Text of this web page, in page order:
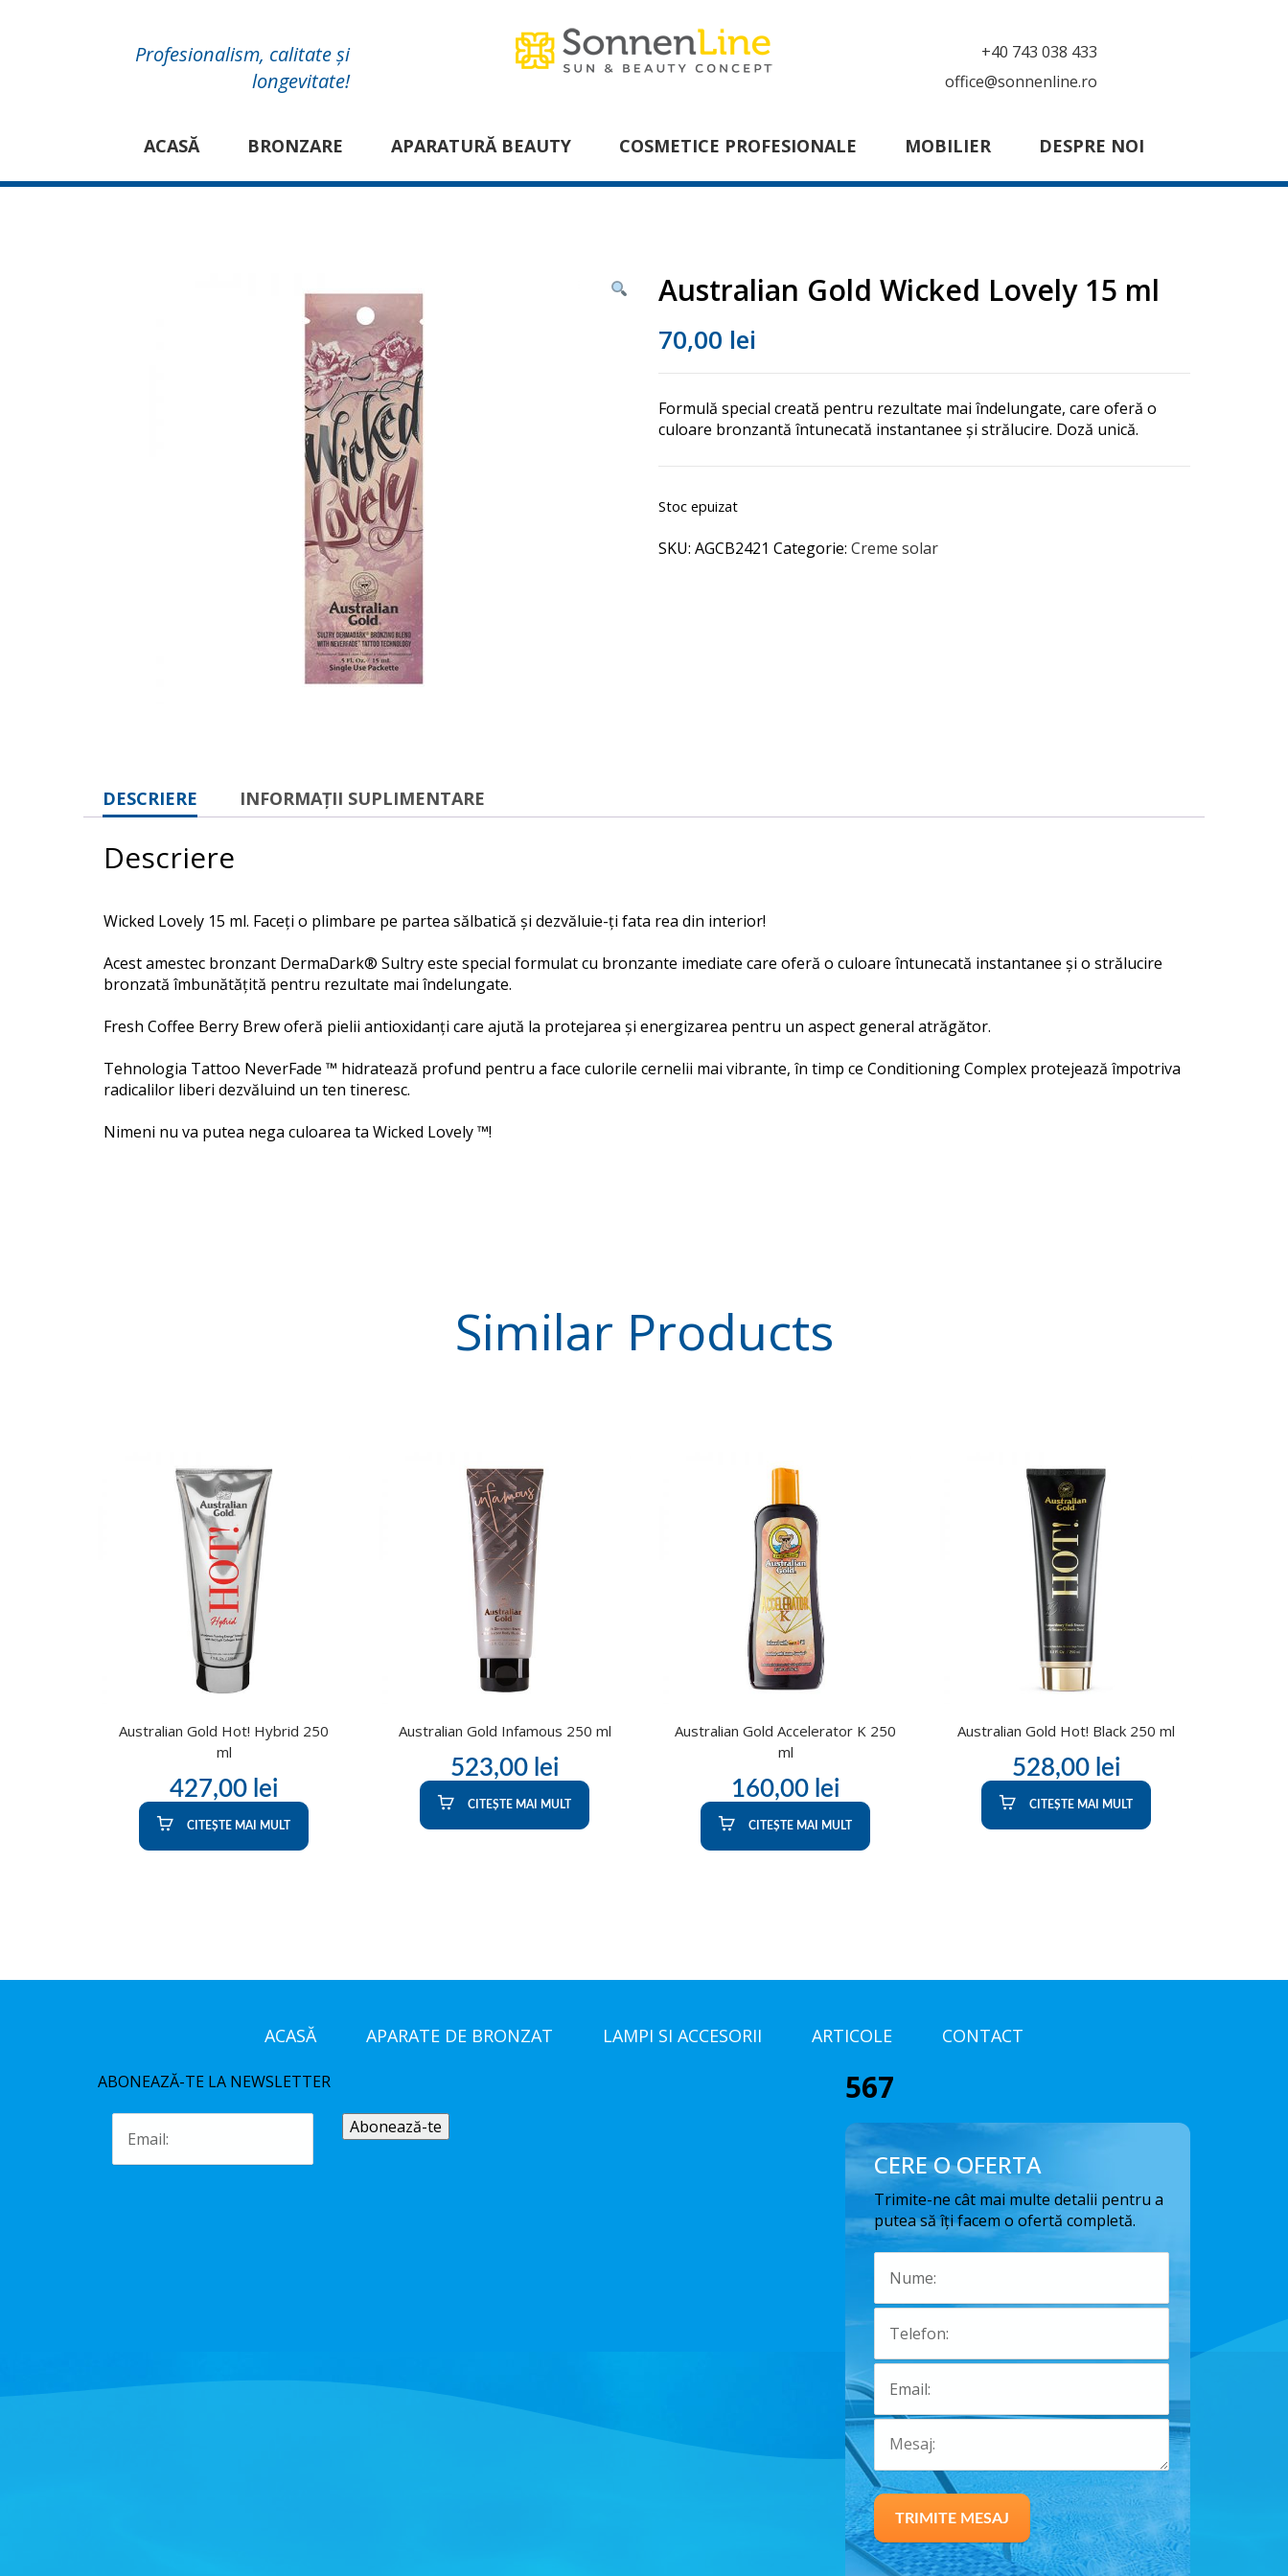
Profesionalism, calitate și
longevitate!
+40 743 038 433
office@sonnenline.ro
ACASĂ BRONZARE APARATURĂ BEAUTY COSMETICE PROFESIONALE MOBILIER DESPRE NOI
Australian Gold Wicked Lovely 15 ml
70,00 lei
Formulă special creată pentru rezultate mai îndelungate, care oferă o
culoare bronzantă întunecată instantanee și strălucire. Doză unică.
Stoc epuizat
SKU: AGCB2421 Categorie: Creme solar
DESCRIERE INFORMAȚII SUPLIMENTARE
Descriere
Wicked Lovely 15 ml. Faceți o plimbare pe partea sălbatică și dezvăluie-ți fata rea din interior!
Acest amestec bronzant DermaDark® Sultry este special formulat cu bronzante imediate care oferă o culoare întunecată instantanee și o strălucire
bronzată îmbunătățită pentru rezultate mai îndelungate.
Fresh Coffee Berry Brew oferă pielii antioxidanți care ajută la protejarea și energizarea pentru un aspect general atrăgător.
Tehnologia Tattoo NeverFade ™ hidratează profund pentru a face culorile cernelii mai vibrante, în timp ce Conditioning Complex protejează împotriva
radicalilor liberi dezvăluind un ten tineresc.
Nimeni nu va putea nega culoarea ta Wicked Lovely ™!
Similar Products
Australian Gold Hot! Hybrid 250
ml
427,00 lei
CITEȘTE MAI MULT
Australian Gold Infamous 250 ml
523,00 lei
CITEȘTE MAI MULT
Australian Gold Accelerator K 250
ml
160,00 lei
CITEȘTE MAI MULT
Australian Gold Hot! Black 250 ml
528,00 lei
CITEȘTE MAI MULT
ACASĂ APARATE DE BRONZAT LAMPI SI ACCESORII ARTICOLE CONTACT
ABONEAZĂ-TE LA NEWSLETTER 567
CERE O OFERTA
Trimite-ne cât mai multe detalii pentru a
putea să îți facem o ofertă completă.